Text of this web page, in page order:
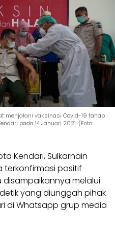
menjalani vaksinasi Covid-19 tahap
pada 14 Januari 2021. (Foto:
Kendari, Sulkarnain
terkonfirmasi positif
disampaikannya melalui
yang diunggah pihak
di Whatsapp grup media